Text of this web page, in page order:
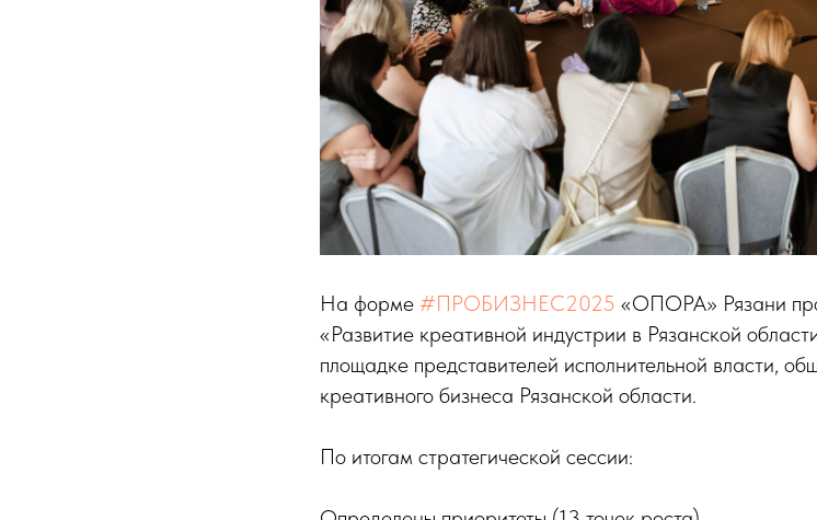
На форме #ПРОБИЗНЕС2025 «ОПОРА» Рязани
«Развитие креативной индустрии в Рязанской
площадке представителей исполнительной власти,
креативного бизнеса Рязанской области.
По итогам стратегической сессии: